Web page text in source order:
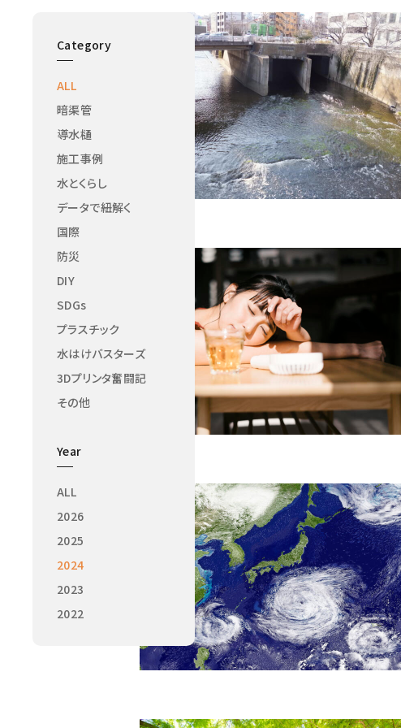
Category
ALL
暗渠管
導水樋
施工事例
水とくらし
データで紐解く
国際
防災
DIY
SDGs
プラスチック
水はけバスターズ
3Dプリンタ奮闘記
その他
Year
ALL
2026
2025
2024
2023
2022